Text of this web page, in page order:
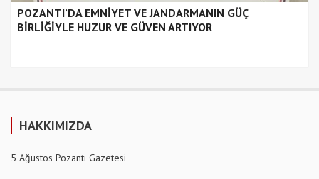
POZANTI’DA EMNİYET VE JANDARMANIN GÜÇ
BİRLİĞİYLE HUZUR VE GÜVEN ARTIYOR
HAKKIMIZDA
5 Ağustos Pozantı Gazetesi